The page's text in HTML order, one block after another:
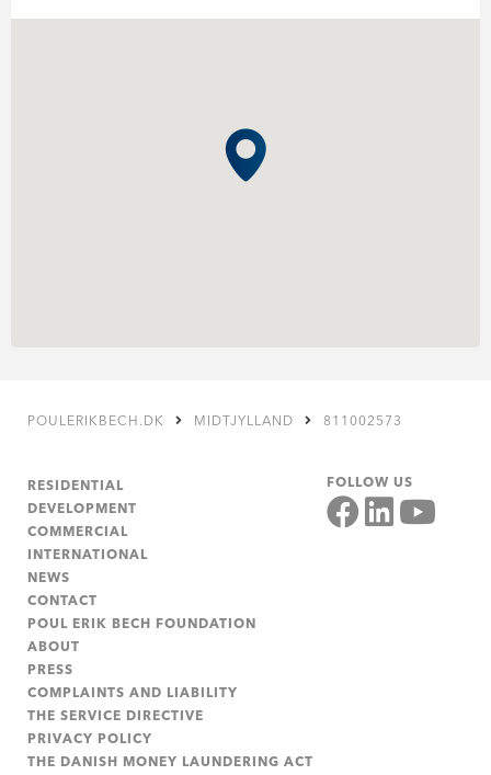
POULERIKBECH.DK MIDTJYLLAND 811002573
RESIDENTIAL
DEVELOPMENT
COMMERCIAL
INTERNATIONAL
NEWS
CONTACT
POUL ERIK BECH FOUNDATION
ABOUT
PRESS
COMPLAINTS AND LIABILITY
THE SERVICE DIRECTIVE
PRIVACY POLICY
THE DANISH MONEY LAUNDERING ACT
FOLLOW US